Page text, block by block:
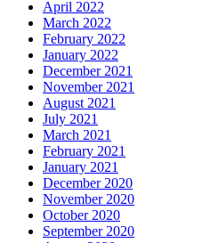
April 2022
March 2022
February 2022
January 2022
December 2021
November 2021
August 2021
July 2021
March 2021
February 2021
January 2021
December 2020
November 2020
October 2020
September 2020